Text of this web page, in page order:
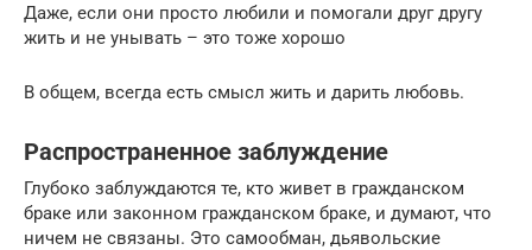
Даже, если они просто любили и помогали друг другу
жить и не унывать – это тоже хорошо
В общем, всегда есть смысл жить и дарить любовь.
Распространенное заблуждение
Глубоко заблуждаются те, кто живет в гражданском
браке или законном гражданском браке, и думают, что
ничем не связаны. Это самообман, дьявольские